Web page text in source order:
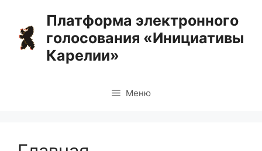
содержимому
Платформа электронного
голосования «Инициативы
Карелии»
Меню